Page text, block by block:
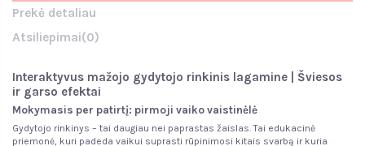
Prekė detaliau
Atsiliepimai(0)
Interaktyvus mažojo gydytojo rinkinis lagamine | Šviesos
ir garso efektai
Mokymasis per patirtį: pirmoji vaiko vaistinėlė
Gydytojo rinkinys – tai daugiau nei paprastas žaislas. Tai edukacinė
priemonė, kuri padeda vaikui suprasti rūpinimosi kitais svarbą ir kuria